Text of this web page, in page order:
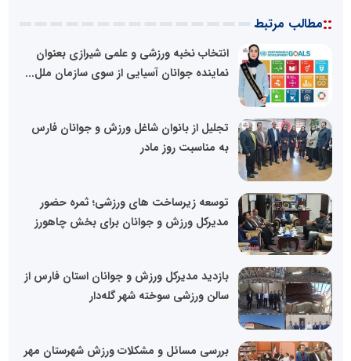
::مطالب مرتبط
انتخاب نخبه ورزشی و علمی شیرازی بعنوان
نماینده جوانان آسیایی از سوی سازمان ملل...
تجلیل از بانوان شاغل ورزش و جوانان فارس
به مناسبت روز مادر
توسعه زیرساخت های ورزشی؛ ثمره حضور
مدیرکل ورزش و جوانان برای بخش چاهورز
بازدید مدیرکل ورزش و جوانان استان فارس از
سالن ورزشی سوخته شهر گله‌دار
بررسی مسائل و مشکلات ورزش شهرستان مهر